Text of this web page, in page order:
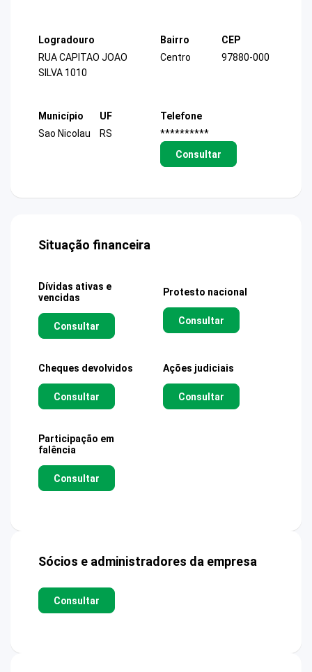
Logradouro
RUA CAPITAO JOAO
SILVA 1010
Bairro
Centro
CEP
97880-000
Município
Sao Nicolau
UF
RS
Telefone
**********
Consultar
Situação financeira
Dívidas ativas e
vencidas
Consultar
Protesto nacional
Consultar
Cheques devolvidos
Consultar
Ações judiciais
Consultar
Participação em
falência
Consultar
Sócios e administradores da empresa
Consultar